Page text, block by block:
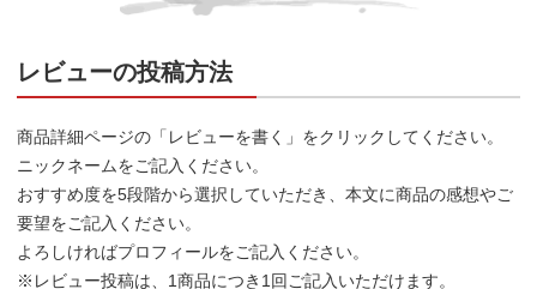
レビューの投稿方法
商品詳細ページの「レビューを書く」をクリックしてください。
ニックネームをご記入ください。
おすすめ度を5段階から選択していただき、本文に商品の感想やご
要望をご記入ください。
よろしければプロフィールをご記入ください。
※レビュー投稿は、1商品につき1回ご記入いただけます。